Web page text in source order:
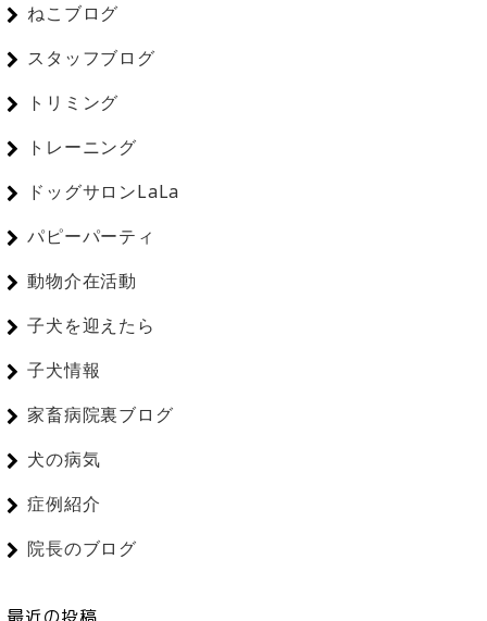
ねこブログ
スタッフブログ
トリミング
トレーニング
ドッグサロンLaLa
パピーパーティ
動物介在活動
子犬を迎えたら
子犬情報
家畜病院裏ブログ
犬の病気
症例紹介
院長のブログ